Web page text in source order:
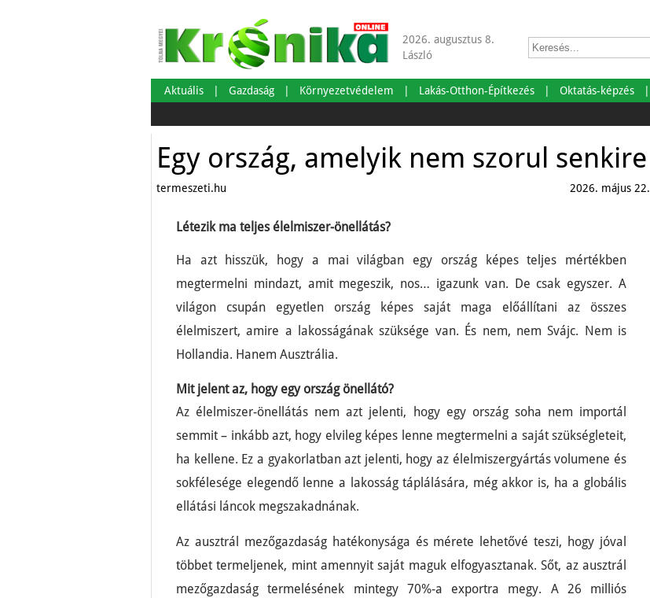
2026. augusztus 8.
László
Aktuális Gazdaság Környezetvédelem Lakás-Otthon-Építkezés Oktatás-képzés
Egy ország, amelyik nem szorul senkire
termeszeti.hu 2026. május 22.
Létezik ma teljes élelmiszer-önellátás?
Ha azt hisszük, hogy a mai világban egy ország képes teljes mértékben
megtermelni mindazt, amit megeszik, nos… igazunk van. De csak egyszer. A
világon csupán egyetlen ország képes saját maga előállítani az összes
élelmiszert, amire a lakosságának szüksége van. És nem, nem Svájc. Nem is
Hollandia. Hanem Ausztrália.
Mit jelent az, hogy egy ország önellátó?
Az élelmiszer-önellátás nem azt jelenti, hogy egy ország soha nem importál
semmit – inkább azt, hogy elvileg képes lenne megtermelni a saját szükségleteit,
ha kellene. Ez a gyakorlatban azt jelenti, hogy az élelmiszergyártás volumene és
sokfélesége elegendő lenne a lakosság táplálására, még akkor is, ha a globális
ellátási láncok megszakadnának.
Az ausztrál mezőgazdaság hatékonysága és mérete lehetővé teszi, hogy jóval
többet termeljenek, mint amennyit saját maguk elfogyasztanak. Sőt, az ausztrál
mezőgazdaság termelésének mintegy 70%-a exportra megy. A 26 milliós